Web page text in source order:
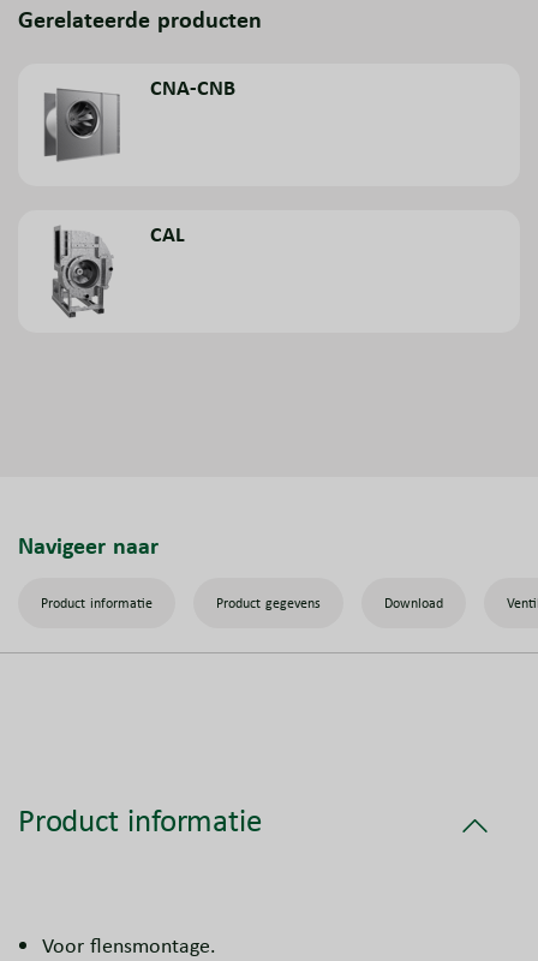
Gerelateerde producten
CNA-CNB
CAL
Navigeer naar
Product informatie Product gegevens Download
Product informatie
Voor flensmontage.